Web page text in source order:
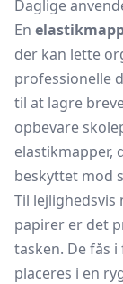
Daglige
En
der kan lette
professionelle
til at lagre
opbevare
elastikmapper,
beskyttet mod
Til
papirer er det
tasken. De fås
placeres i en